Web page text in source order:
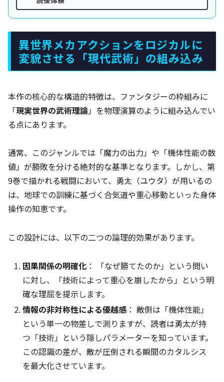
異世界メカアクションをロジカルに
変貌させる「現代武術」の組み込み
本作の核心的な構造的特徴は、ファンタジーの枠組みに
「現実世界の武術理論」を物理演算のように組み込んでい
る点にあります。
通常、このジャンルでは「魔力の出力」や「機体性能の数
値」が勝敗を分ける絶対的な基準となります。しかし、第
9巻で描かれる戦闘において、勇太（ユウタ）が用いるの
は、地球での訓練に基づく合気道や重心移動といった身体
操作の知恵です。
この設計には、以下の二つの論理的効果があります。
因果関係の明確化 ： 「なぜ勝てたのか」という問い
に対し、「技術によって重心を崩したから」という明
確な理屈を提示します。
情報の非対称性による優越感 ： 敵側は「機体性能」
という単一の物差しで測りますが、読者は勇太が持
つ「技術」という隠しパラメーターを知っています。
この認識の差が、敵が圧倒される瞬間のカタルシス
を最大化させています。